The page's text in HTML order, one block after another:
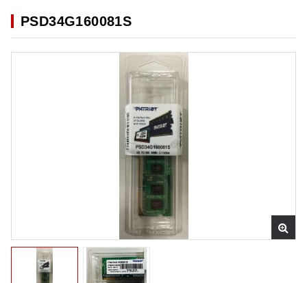
PSD34G160081S